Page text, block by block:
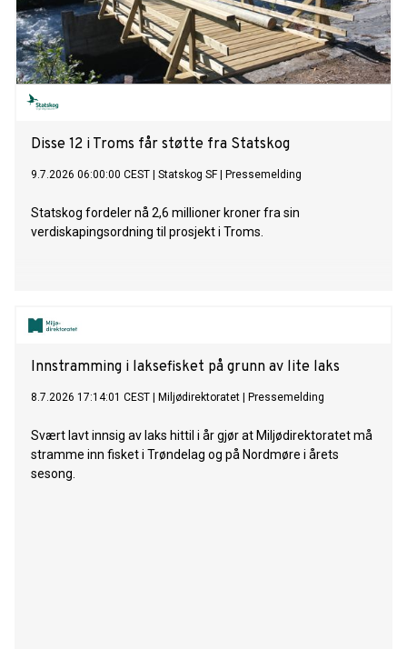
Disse 12 i Troms får støtte fra Statskog
9.7.2026 06:00:00 CEST Statskog SF| Pressemelding
Statskog fordeler nå 2,6 millioner kroner fra sin
verdiskapingsordning til prosjekt i Troms.
Innstramming i laksefisket på grunn av lite laks
8.7.2026 17:14:01 CEST Miljødirektoratet Pressemelding
Svært lavt innsig av laks hittil i år gjør at Miljødirektoratet må
stramme inn fisket i Trøndelag og på Nordmøre i årets
sesong.